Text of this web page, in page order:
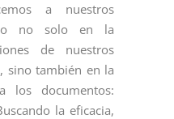
a nuestros
no solo en la
de nuestros
sino también en la
los documentos:
la eficacia,